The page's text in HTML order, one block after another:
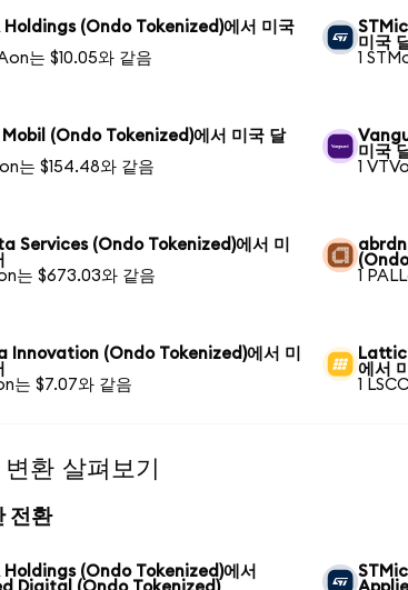
Holdings (Ondo Tokenized)에서 미국
는 $10.05와 같음
미국
1
Mobil (Ondo Tokenized)에서 미국 달
는 $154.48와 같음
미국
1
Services (Ondo Tokenized)에서 미
는 $673.03와 같음
abrdn
1
Innovation (Ondo Tokenized)에서 미
는 $7.07와 같음
에서
1
환 살펴보기
전환
Holdings (Ondo Tokenized)에서